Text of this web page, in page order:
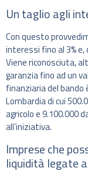
Un taglio agli
Con questo
interessi fino al 3%
Viene riconosciuta,
garanzia fino ad un
finanziaria del bando
Lombardia di cui
agricolo e 9.100.000
all’iniziativa.
Imprese che
liquidità legate